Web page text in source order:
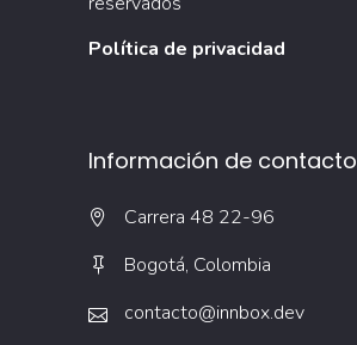
Política de privacidad
Información de contacto
Carrera 48 22-96
Bogotá, Colombia
contacto@innbox.dev